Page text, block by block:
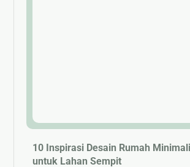
10 Inspirasi Desain Rumah
untuk Lahan Sempit